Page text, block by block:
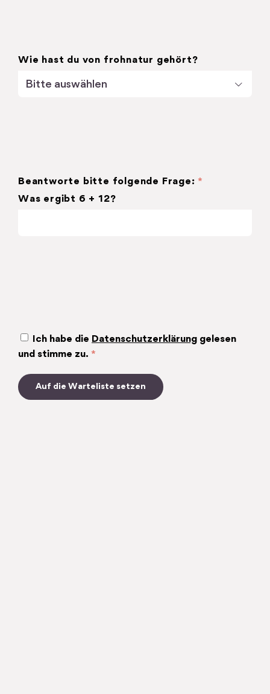
Wie hast du von frohnatur gehört?

Beantworte bitte folgende Frage:*
Was ergibt 6 + 12?
Ich habe die Datenschutzerklärung gelesen
und stimme zu. *